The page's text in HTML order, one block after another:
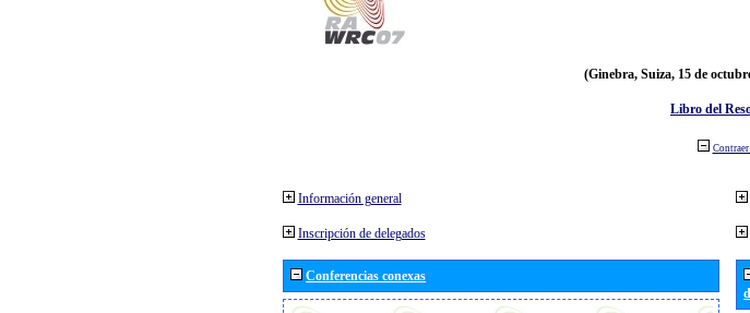
(Ginebra, Suiza, 15 de
Libro del
Información general
Inscripción de delegados
Conferencias conexas